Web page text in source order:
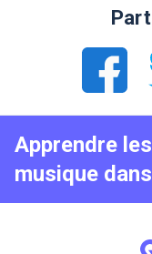
Apprendre
musique